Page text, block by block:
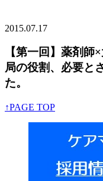
2015.07.17
【第一回】薬剤師
局の役割、必要と
た。
↑PAGE TOP